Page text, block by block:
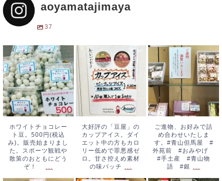
aoyamatajimaya
37
ホワイトチョコレ
ート豆。500円
(税込み)。販売始
まりました。スポ
ーツ観戦や散策の
ぞ！ ...
ホワイトチョコレー
ト豆。500円(税込
み)。販売始まりまし
た。スポーツ観戦や
散策のおともにどう
ぞ！
大好評の「豆屋」
のカップアイス。
ダイエット中の方
もカロリー低めで
罪悪感ゼロ。甘さ
控えめ素材の味バ
ッチ...
大好評の「豆屋」の
カップアイス。ダイ
エット中の方もカロ
リー低めで罪悪感ゼ
ロ。甘さ控えめ素材
の味バッチ
ご進物、お好みで
詰め合わせいたし
ます。#青山但馬
屋 #外苑前 #
おみやげ #手土
産 #青山物語
#銀...
ご進物、お好みで詰
め合わせいたしま
す。#青山但馬屋 #
外苑前 #おみやげ
#手土産 #青山物
語 #銀